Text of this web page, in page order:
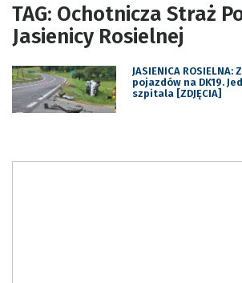
TAG: Ochotnicza Straż
Jasienicy Rosielnej
JASIENICA
pojazdów na DK19.
szpitala [ZDJĘCIA]